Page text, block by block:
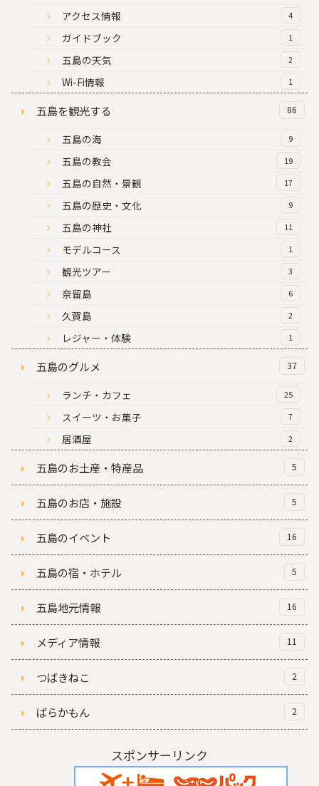
アクセス情報 4
ガイドブック 1
五島の天気 2
Wi-Fi情報 1
五島を観光する 86
五島の海 9
五島の教会 19
五島の自然・景観 17
五島の歴史・文化 9
五島の神社 11
モデルコース 1
観光ツアー 3
奈留島 6
久賀島 2
レジャー・体験 1
五島のグルメ 37
ランチ・カフェ 25
スイーツ・お菓子 7
居酒屋 2
五島のお土産・特産品 5
五島のお店・施設 5
五島のイベント 16
五島の宿・ホテル 5
五島地元情報 16
メディア情報 11
つばきねこ 2
ばらかもん 2
スポンサーリンク